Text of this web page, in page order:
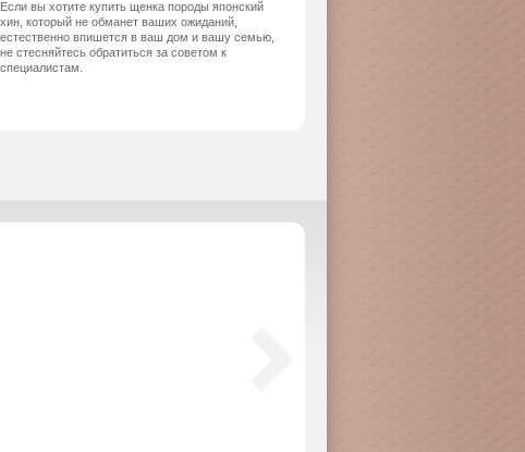
Если вы хотите купить щенка породы японский
хин, который не обманет ваших ожиданий,
естественно впишется в ваш дом и вашу семью,
не стесняйтесь обратиться за советом к
специалистам.